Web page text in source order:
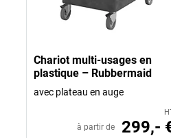
Chariot multi-usages en
plastique – Rubbermaid
avec plateau en auge
à partir de 299,-